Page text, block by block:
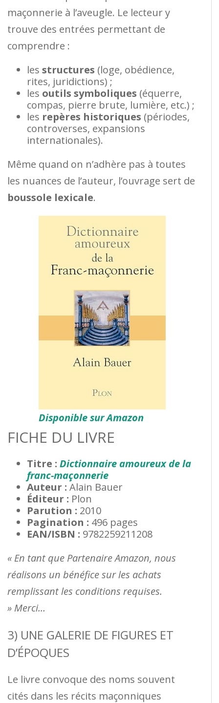
maçonnerie à l’aveugle. Le lecteur y
trouve des entrées permettant de
comprendre :
les structures (loge, obédience,
rites, juridictions) ;
les outils symboliques (équerre,
compas, pierre brute, lumière, etc.) ;
les repères historiques (périodes,
controverses, expansions
internationales).
Même quand on n’adhère pas à toutes
les nuances de l’auteur, l’ouvrage sert de
boussole lexicale.
Disponible sur Amazon
FICHE DU LIVRE
Titre : Dictionnaire amoureux de la
franc-maçonnerie
Auteur : Alain Bauer
Éditeur : Plon
Parution : 2010
Pagination : 496 pages
EAN/ISBN : 9782259211208
« En tant que Partenaire Amazon, nous
réalisons un bénéfice sur les achats
remplissant les conditions requises.
» Merci…
3) UNE GALERIE DE FIGURES ET
D’ÉPOQUES
Le livre convoque des noms souvent
cités dans les récits maçonniques